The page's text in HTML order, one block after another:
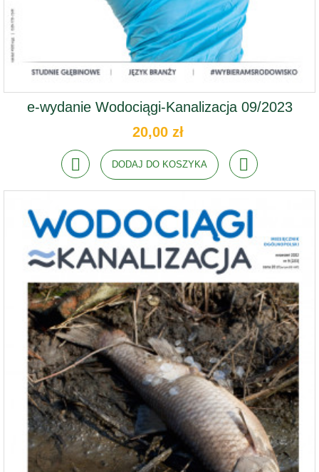
e-wydanie Wodociągi-Kanalizacja 09/2023
20,00 zł
DODAJ DO KOSZYKA